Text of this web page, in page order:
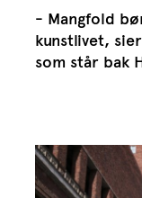
- Mangfold
kunstlivet,
som står bak